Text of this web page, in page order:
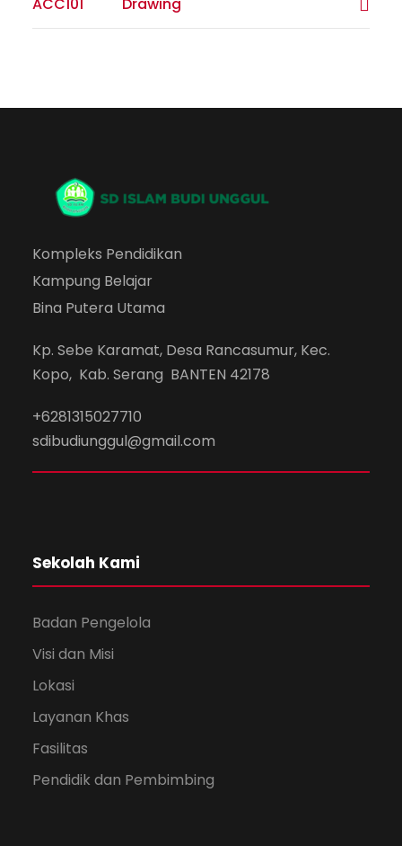
Kompleks Pendidikan
Kampung Belajar
Bina Putera Utama
Kp. Sebe Karamat, Desa Rancasumur, Kec.
Kopo, Kab. Serang BANTEN 42178
+6281315027710
sdibudiunggul@gmail.com
Sekolah Kami
Badan Pengelola
Visi dan Misi
Lokasi
Layanan Khas
Fasilitas
Pendidik dan Pembimbing